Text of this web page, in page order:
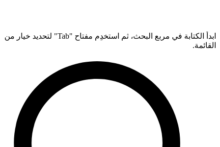
ابدأ الكتابة في مربع البحث، ثم استخدِم مفتاح "Tab" لتحديد خيار من
القائمة.